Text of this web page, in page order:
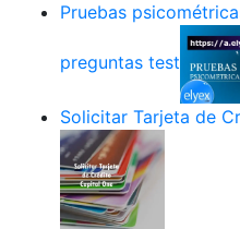
Pruebas
preguntas test
Solicitar Tarjeta de